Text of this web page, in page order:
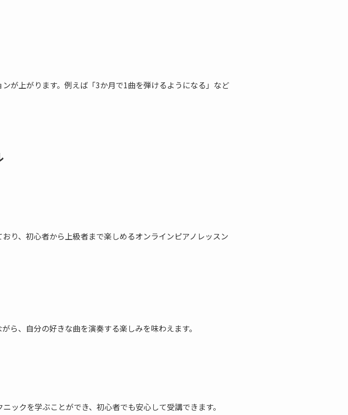
が上がります。例えば「3か月で1曲を弾けるようになる」など
り、初心者から上級者まで楽しめるオンラインピアノレッスン
ら、自分の好きな曲を演奏する楽しみを味わえます。
ックを学ぶことができ、初心者でも安心して受講できます。